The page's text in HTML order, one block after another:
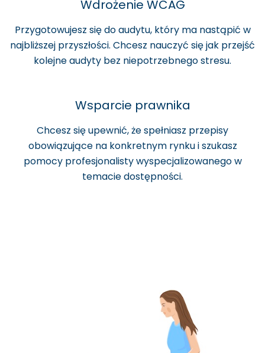
Wdrożenie WCAG
Przygotowujesz się do audytu, który ma nastąpić w
najbliższej przyszłości. Chcesz nauczyć się jak przejść
kolejne audyty bez niepotrzebnego stresu.
Wsparcie prawnika
Chcesz się upewnić, że spełniasz przepisy
obowiązujące na konkretnym rynku i szukasz
pomocy profesjonalisty wyspecjalizowanego w
temacie dostępności.